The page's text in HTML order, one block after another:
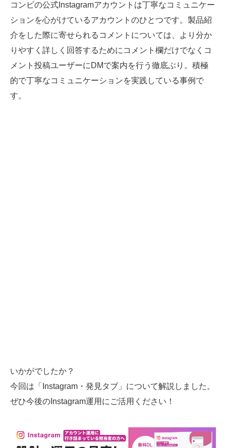
コンビの公式Instagramアカウントは丁寧なコミュニケー
ションを心がけているアカウントのひとつです。製品紹
介をした際に寄せられるコメントについては、より分か
りやすく詳しく回答するためにコメント欄だけでなくコ
メント投稿ユーザーにDMで案内を行う徹底ぶり。積極
的で丁寧なコミュニケーションを実践している事例で
す。
いかがでしたか？
今回は「Instagram・発見タブ」について解説しました。
ぜひ今後のInstagram運用にご活用ください！